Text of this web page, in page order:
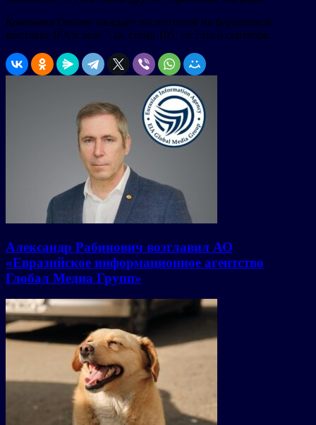
Компания Dreame ожидает посетителей на берлинской
выставке IFA в зале 7.1a, стенд 105, со 2 по 6 сентября.
Александр Рабинович возглавил АО
«Евразийское информационное агентство
Глобал Медиа Групп»